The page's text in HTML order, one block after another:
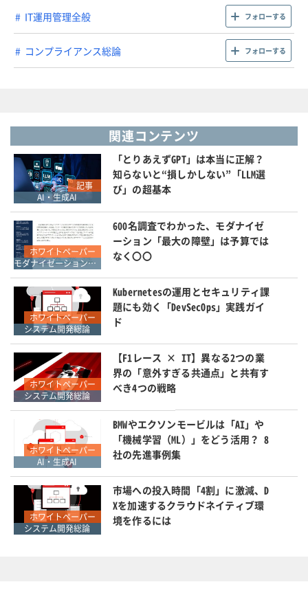
IT運用管理全般 フォローする
コンプライアンス総論 フォローする
関連コンテンツ
記事
AI・生成AI
「とりあえずGPT」は本当に正解？
知らないと“損しかしない”「LLM選
び」の超基本
ホワイトペーパー
モダナイゼーション・マイグレーション
600名調査でわかった、モダナイゼ
ーション「最大の障壁」は予算では
なく〇〇
ホワイトペーパー
システム開発総論
Kubernetesの運用とセキュリティ課
題にも効く「DevSecOps」実践ガイ
ド
ホワイトペーパー
システム開発総論
【F1レース × IT】異なる2つの業
界の「意外すぎる共通点」と共有す
べき4つの戦略
ホワイトペーパー
AI・生成AI
BMWやエクソンモービルは「AI」や
「機械学習（ML）」をどう活用？ 8
社の先進事例集
ホワイトペーパー
システム開発総論
市場への投入時間「4割」に激減、D
Xを加速するクラウドネイティブ環
境を作るには